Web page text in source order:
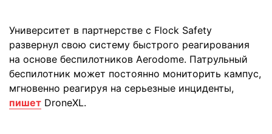
Университет в партнерстве с Flock Safety
развернул свою систему быстрого реагирования
на основе беспилотников Aerodome. Патрульный
беспилотник может постоянно мониторить кампус,
мгновенно реагируя на серьезные инциденты,
пишет DroneXL.